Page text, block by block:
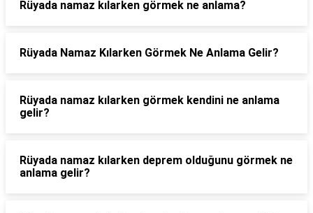
Rüyada namaz kılarken görmek ne anlama?
Rüyada Namaz Kılarken Görmek Ne Anlama Gelir?
Rüyada namaz kılarken görmek kendini ne anlama
gelir?
Rüyada namaz kılarken deprem olduğunu görmek ne
anlama gelir?